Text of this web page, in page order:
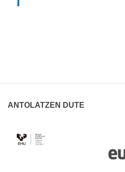
ANTOLATZEN DUTE